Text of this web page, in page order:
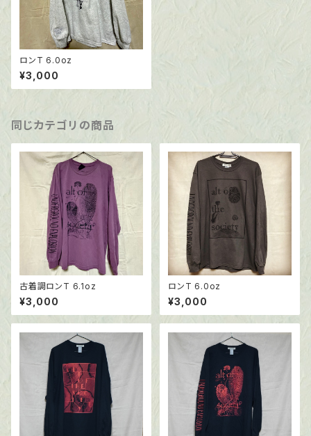
ロンT 6.0oz
¥3,000
同じカテゴリの商品
古着調ロンT 6.1oz
¥3,000
ロンT 6.0oz
¥3,000